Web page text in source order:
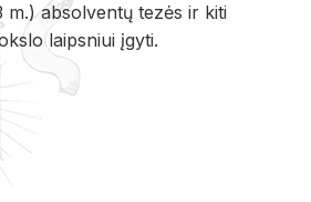
m.) absolventų tezės ir kiti
laipsniui įgyti.